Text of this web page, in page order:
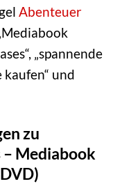
Abenteuer
„spannende
und
zu
– Mediabook